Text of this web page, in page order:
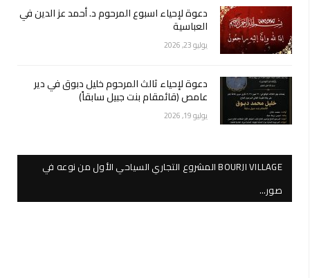
دعوة لإحياء اسبوع المرحوم د. أحمد عز الدين في
العباسية
يوليو 23, 2026
دعوة لإحياء ثالث المرحوم خليل دبوق في دير
عامص (قائمقام بنت جبيل سابقاً)
يوليو 19, 2026
BOURJI VILLAGE المشروع التجاري السياحي الأول من نوعه في
صور…